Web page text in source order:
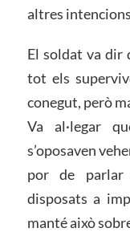
altres
El soldat va dir
tot els
conegut, però
Va al·legar
s’oposaven
por de parlar
disposats a
manté això